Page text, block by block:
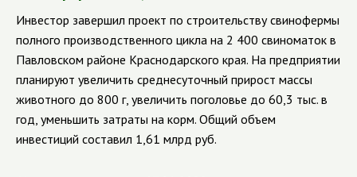
Инвестор завершил проект по строительству свинофермы
полного производственного цикла на 2 400 свиноматок в
Павловском районе Краснодарского края. На предприятии
планируют увеличить среднесуточный прирост массы
животного до 800 г, увеличить поголовье до 60,3 тыс. в
год, уменьшить затраты на корм. Общий объем
инвестиций составил 1,61 млрд руб.